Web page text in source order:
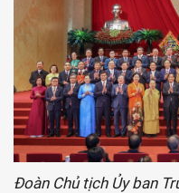
Đoàn Chủ tịch Ủy ban